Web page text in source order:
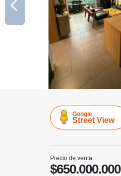
Google
Street View
Precio de venta
$650.000.000